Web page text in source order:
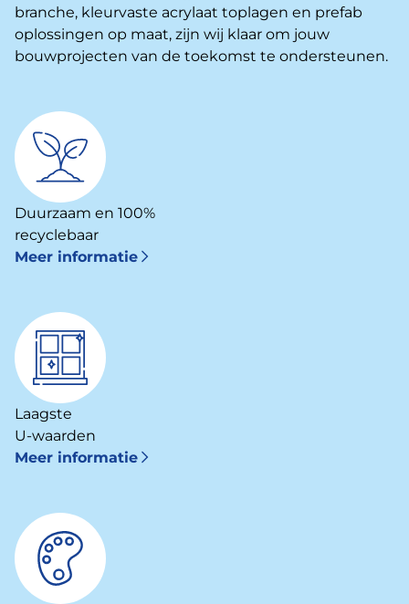
branche, kleurvaste acrylaat toplagen en prefab
oplossingen op maat, zijn wij klaar om jouw
bouwprojecten van de toekomst te ondersteunen.
Duurzaam en 100%
recyclebaar
Meer informatie
Laagste
U-waarden
Meer informatie